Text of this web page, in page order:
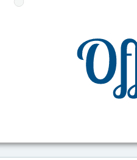
Aluminiumschilder im
Emaillestil
Aluminiumschilder